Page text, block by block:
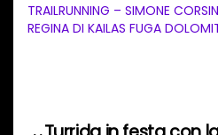
a
t
TRAILRUNNING – SIMONE
REGINA DI KAILAS FUGA